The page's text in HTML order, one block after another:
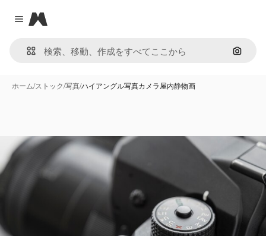
Close menu
Magnific
画像で
ホーム/ストック/写真/ハイアングル写真カメラ屋内静物画